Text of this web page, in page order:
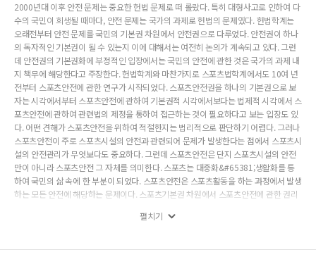
2000년대 이후 안전 문제는 중요한 헌법 문제로 떠 롤랐다. 특히 대형사고로 인하여 다
수의 국민이 희생될 때마다, 안전 문제는 국가의 과제로 헌법의 문제였다. 헌법학계는
오래전부터 안전 문제를 국민의 기본권 차원에서 안전권으로 다루었다. 안전권이 하나
의 독자적인 기본권이 될 수 있는지 이에 대해서는 여전히 논의가 계속되고 있다. 그런
데 안전권의 기본권화에 부정적인 입장에서는 국민의 안전에 관한 것은 국가의 과제 내
지 책무에 해당한다고 주장한다. 헌법학계와 마찬가지로 스포츠법학계에서도 10여 년
전부터 스포츠안전에 관한 연구가 시작되었다. 스포츠안전권을 하나의 기본권으로 보
자는 시각에서부터 스포츠안전에 관하여 기본권적 시각에서보다는 법제적 시각에서 스
포츠안전에 관하여 관련법의 제정을 통하여 접근하는 것이 필요하다고 보는 입장도 있
다. 어떤 견해가 스포츠안전을 위하여 적절한지는 법리적으로 판단하기 어렵다. 그러나
스포츠안전이 주로 스포츠시설의 안전과 관련되어 문제가 발생한다는 점에서 스포츠시
설의 안전관리가 무엇보다도 중요하다. 그런데 스포츠안전은 단지 스포츠시설의 안전
만이 아니라 스포츠안전 그 자체를 의미한다. 스포츠는 대중화&#65381;생활화를 통
하여 국민의 삶 속에 한 부분이 되었다. 스포츠안전은 스포츠활동을 하는 과정에서 발생
하는 모든 안전에 해당하는 문제이다. 스포츠기본권 차원에서 스포츠안전에 관한 권리
하는 것이 필요하다. 스포츠안전은 스포츠인의 안전만이 아니라 국민의 안전에 관한 문
함하는 스포츠기본법의 제정이 필요하다.
펼치기